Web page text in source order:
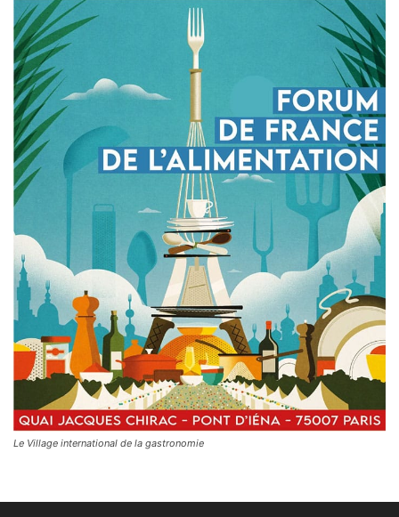
Le Village international de la gastronomie